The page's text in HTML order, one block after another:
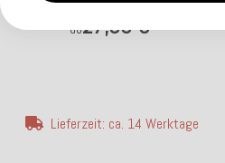
ab27,99 €
Lieferzeit: ca. 14 Werktage